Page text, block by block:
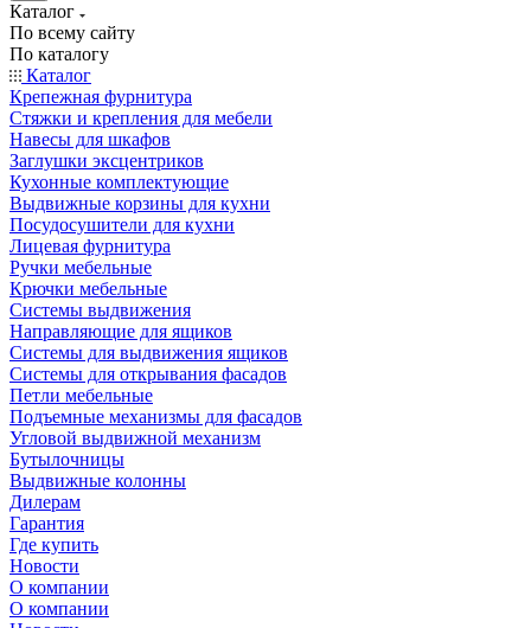
Каталог
По всему сайту
По каталогу
Каталог
Крепежная фурнитура
Стяжки и крепления для мебели
Навесы для шкафов
Заглушки эксцентриков
Кухонные комплектующие
Выдвижные корзины для кухни
Посудосушители для кухни
Лицевая фурнитура
Ручки мебельные
Крючки мебельные
Системы выдвижения
Направляющие для ящиков
Системы для выдвижения ящиков
Системы для открывания фасадов
Петли мебельные
Подъемные механизмы для фасадов
Угловой выдвижной механизм
Бутылочницы
Выдвижные колонны
Дилерам
Гарантия
Где купить
Новости
О компании
О компании